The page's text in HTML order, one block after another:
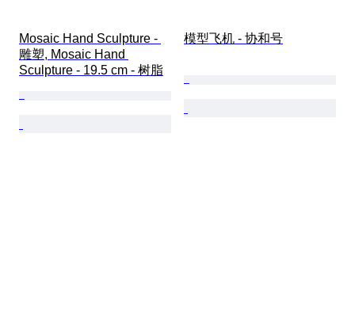
Mosaic Hand Sculpture -
雕塑, Mosaic Hand
Sculpture - 19.5 cm - 树脂
模型飞机 - 协和号